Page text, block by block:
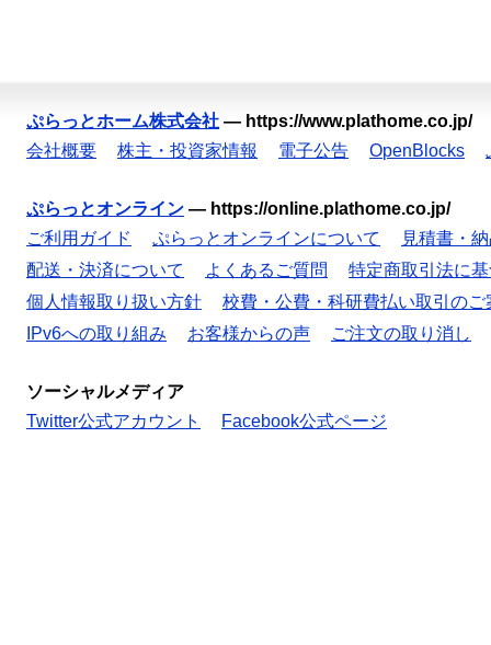
ぷらっとホーム株式会社 — https://www.plathome.co.jp/
会社概要
株主・投資家情報 電子公告 OpenBlocks
ぷらっとオンライン — https://online.plathome.co.jp/
ご利用ガイド
ぷらっとオンラインについて
見積書・
配送・決済について
よくあるご質問
特定商取引法に
個人情報取り扱い方針
校費・公費・科研費払い取引のご
IPv6への取り組み
お客様からの声 ご注文の取り消し
ソーシャルメディア
Twitter公式アカウント
Facebook公式ページ